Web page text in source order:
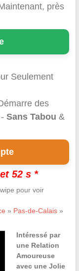
près
Seulement
des
Sans Tabou &
52 s *
pour voir
» Pas-de-Calais»
Intéressé par
une Relation
Amoureuse
avec une Jolie